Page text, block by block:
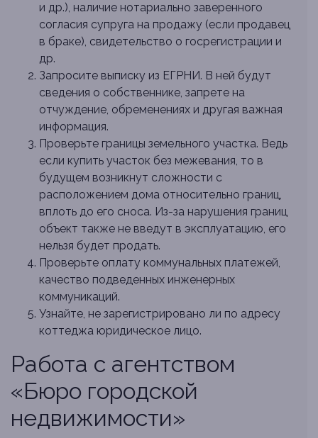
и др.), наличие нотариально заверенного
согласия супруга на продажу (если продавец
в браке), свидетельство о госрегистрации и
др.
Запросите выписку из ЕГРНИ. В ней будут
сведения о собственнике, запрете на
отчуждение, обременениях и другая важная
информация.
Проверьте границы земельного участка. Ведь
если купить участок без межевания, то в
будущем возникнут сложности с
расположением дома относительно границ,
вплоть до его сноса. Из-за нарушения границ
объект также не введут в эксплуатацию, его
нельзя будет продать.
Проверьте оплату коммунальных платежей,
качество подведенных инженерных
коммуникаций.
Узнайте, не зарегистрировано ли по адресу
коттеджа юридическое лицо.
Работа с агентством
«Бюро городской
недвижимости»